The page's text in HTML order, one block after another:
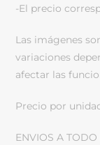
-El precio
Las imágenes
variaciones
afectar las
Precio por
ENVIOS A